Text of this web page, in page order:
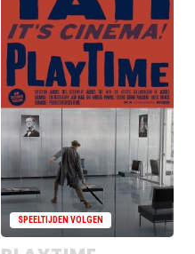
voorstellingen
voor
Playtime
zijn
uitverkocht
SPEELTIJDEN VOLGEN